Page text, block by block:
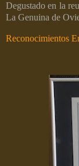
Degustado en la
La Genuina de
Reconocimientos